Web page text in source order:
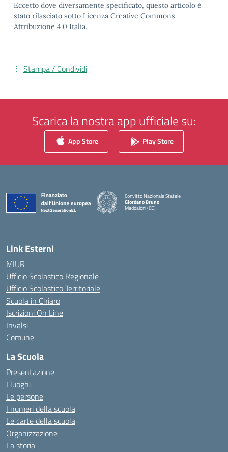
Eccetto dove diversamente specificato, questo articolo è
stato rilasciato sotto Licenza Creative Commons
Attribuzione 4.0 Italia.
Stampa / Condividi
Scarica la nostra app ufficiale su:
App Store Play Store
Convitto Nazionale Statale
Giordano Bruno
Maddaloni (CE)
Link Esterni
MIUR
Ufficio Scolastico Regionale
Ufficio Scolastico Territoriale
Scuola in Chiaro
Iscrizioni On Line
Invalsi
Comune
La Scuola
Presentazione
I luoghi
Le persone
I numeri della scuola
Le carte della scuola
Organizzazione
La storia